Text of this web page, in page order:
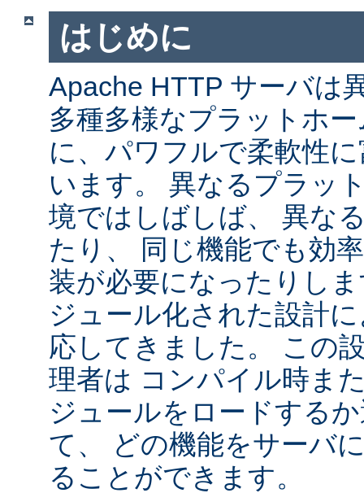
はじめに
Apache HTTP サーバは
多種多様なプラットホ
に、パワフルで柔軟性
います。 異なるプラッ
境ではしばしば、 異な
たり、 同じ機能でも効
装が必要になったりし
ジュール化された設計
応してきました。 この
理者は コンパイル時ま
ジュールをロードする
て、 どの機能をサーバ
ることができます。